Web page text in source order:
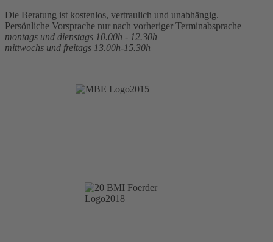
Die Beratung ist kostenlos, vertraulich und unabhängig.
Persönliche Vorsprache nur nach vorheriger Terminabsprache
montags und dienstags 10.00h - 12.30h
mittwochs und freitags 13.00h-15.30h